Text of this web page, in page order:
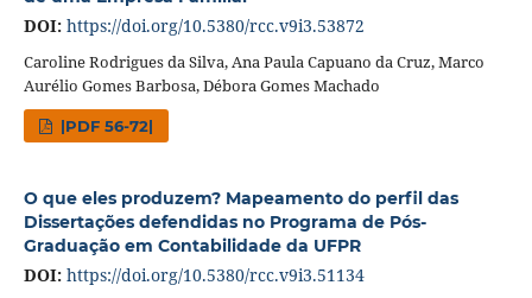
DOI: https://doi.org/10.5380/rcc.v9i3.53872
Caroline Rodrigues da Silva, Ana Paula Capuano da Cruz, Marco
Aurélio Gomes Barbosa, Débora Gomes Machado
|PDF 56-72|
O que eles produzem? Mapeamento do perfil das
Dissertações defendidas no Programa de Pós-
Graduação em Contabilidade da UFPR
DOI: https://doi.org/10.5380/rcc.v9i3.51134